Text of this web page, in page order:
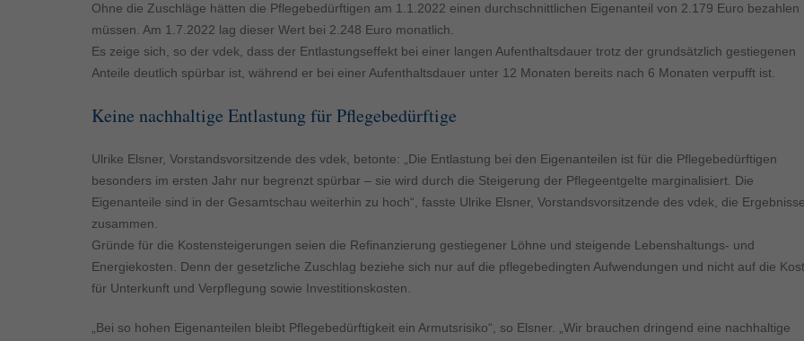
Ohne die Zuschläge hätten die Pflegebedürftigen am 1.1.2022 einen durchschnittlichen Eigenanteil von 2.179 Euro bezahlen
müssen. Am 1.7.2022 lag dieser Wert bei 2.248 Euro monatlich.
Es zeige sich, so der vdek, dass der Entlastungseffekt bei einer langen Aufenthaltsdauer trotz der grundsätzlich gestiegenen
Anteile deutlich spürbar ist, während er bei einer Aufenthaltsdauer unter 12 Monaten bereits nach 6 Monaten verpufft ist.
Keine nachhaltige Entlastung für Pflegebedürftige
Ulrike Elsner, Vorstandsvorsitzende des vdek, betonte: „Die Entlastung bei den Eigenanteilen ist für die Pflegebedürftigen
besonders im ersten Jahr nur begrenzt spürbar – sie wird durch die Steigerung der Pflegeentgelte marginalisiert. Die
Eigenanteile sind in der Gesamtschau weiterhin zu hoch“, fasste Ulrike Elsner, Vorstandsvorsitzende des vdek, die Ergebnisse
zusammen.
Gründe für die Kostensteigerungen seien die Refinanzierung gestiegener Löhne und steigende Lebenshaltungs- und
Energiekosten. Denn der gesetzliche Zuschlag beziehe sich nur auf die pflegebedingten Aufwendungen und nicht auf die
für Unterkunft und Verpflegung sowie Investitionskosten.
„Bei so hohen Eigenanteilen bleibt Pflegebedürftigkeit ein Armutsrisiko“, so Elsner. „Wir brauchen dringend eine nachhaltige
akzeptiert werden, bedarf der Zugriff auf diese Inhalte keiner manuellen Einwilligung mehr.
powered by Borlabs Cookie